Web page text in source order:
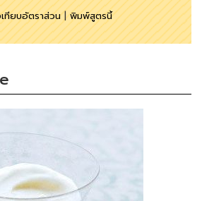
ทียบอัตราส่วน|พิมพ์สูตรนี้